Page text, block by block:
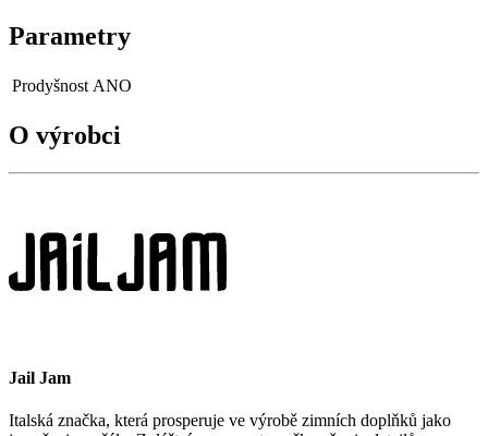
Parametry
Prodyšnost ANO
O výrobci
Jail Jam
Italská značka, která prosperuje ve výrobě zimních doplňků jako